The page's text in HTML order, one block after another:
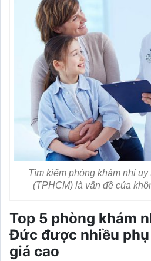
Tìm kiếm phòng khám nhi
(TPHCM) là vấn đề của
Top 5 phòng khám
Đức được nhiều
giá cao